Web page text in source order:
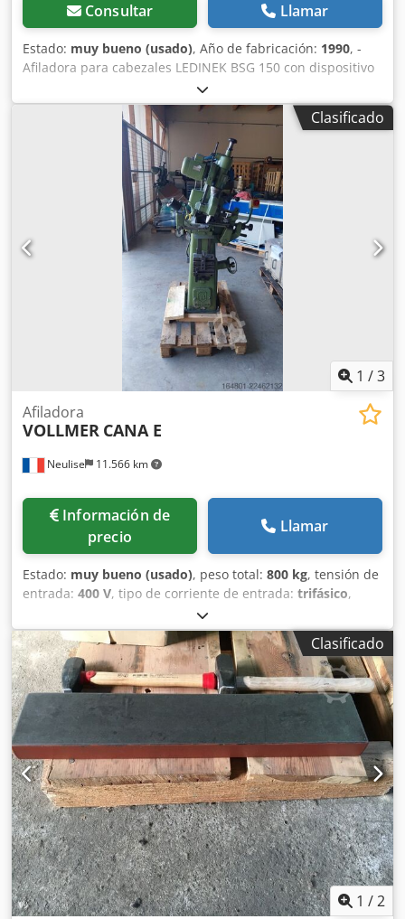
Consultar Llamar
Estado: muy bueno (usado), Año de fabricación: 1990, -
Afiladora para cabezales LEDINEK BSG 150 con dispositivo
para el ajuste de las cuchillas. - En stock. - Fabricada en
Eslovaquia. CARACTERÍSTICAS TÉCNICAS Potencia del
motor: 0,55 kW Dcsdpsihpl Rjfx Apmsk Longitud de afilado:
440 mm Diámetro de las herramientas: 125 mm - 203 mm
Avance manual Diámetro del husillo: 50 mm Dispositivo
para el ajuste de las cuchillas Dimensiones de la máquina:
120 / 85 / 165 cm Peso: 400 kg
Clasificado
1 /3
Neulise 11.566 km
Afiladora
VOLLMER CANA E
Información de
precio
Llamar
Estado: muy bueno (usado), peso total: 800 kg, tensión de
entrada: 400 V, tipo de corriente de entrada: trifásico,
50 Hz, Afiladora de cuchillas para
máquinas cortadoras CANA E en muy buen estado de
funcionamiento con cono de centrado y muelas posibilidad
de transporte y entrega Dcsdpfezqtzyjx Apmok
Clasificado
1 /2